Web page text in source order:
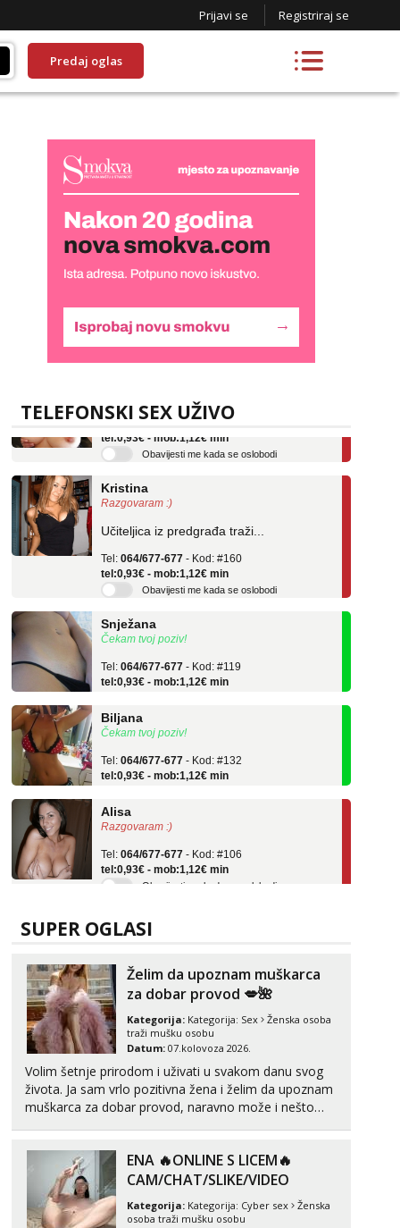
Prijavi se Registriraj se
Predaj oglas
TELEFONSKI SEX UŽIVO
Liliana
Tel:064/677-677 - Kod: #69
tel:0,93€ - mob:1,12€ min
Obavijesti me kada se oslobodi
Razgovaram :)
064/677-677
- Kod: #160
tel:0,93€ - mob:1,12€ min
Obavijesti me kada se oslobodi
Čekam tvoj poziv!
tel:0,93€ - mob:1,12€ min
Čekam tvoj poziv!
tel:0,93€ - mob:1,12€ min
Razgovaram :)
tel:0,93€ - mob:1,12€ min
Obavijesti me kada se oslobodi
Lili
Razgovaram :)
Tel: 064/677-677 - Kod: #128
tel:0,93€ - mob:1,12€ min
Obavijesti me kada se oslobodi
Martina
Čekam tvoj poziv!
tel:0,93€ - mob:1,12€ min
Zara
Čekam tvoj poziv!
SUPER OGLASI
Želim da upoznam muškarca
za dobar provod 💋🌺
Kategorija: Kategorija: Sex
Ženska osoba
traži mušku osobu
Datum: 07.kolovoza 2026.
Volim šetnje prirodom i uživati u svakom danu svog
života. Ja sam vrlo pozitivna žena i želim da upoznam
muškarca za dobar provod, naravno može i nešto
ENA 🔥ONLINE S LICEM🔥
CAM/CHAT/SLIKE/VIDEO
Kategorija: Kategorija: Cyber sex
Ženska
osoba traži mušku osobu